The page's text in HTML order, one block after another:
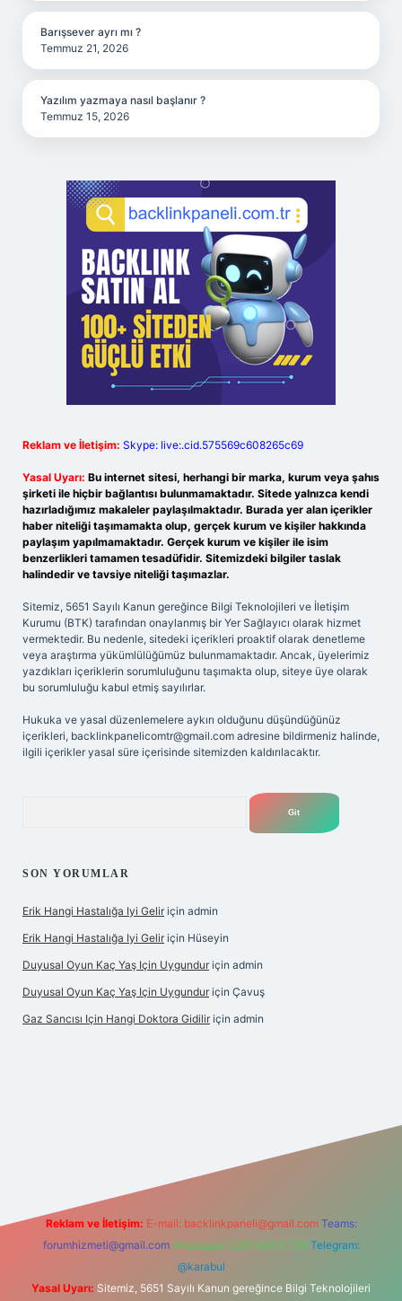
Barışsever ayrı mı ?
Temmuz 21, 2026
Yazılım yazmaya nasıl başlanır ?
Temmuz 15, 2026
Reklam ve İletişim: Skype: live:.cid.575569c608265c69
Yasal Uyarı: Bu internet sitesi, herhangi bir marka, kurum veya şahıs
şirketi ile hiçbir bağlantısı bulunmamaktadır. Sitede yalnızca kendi
hazırladığımız makaleler paylaşılmaktadır. Burada yer alan içerikler
haber niteliği taşımamakta olup, gerçek kurum ve kişiler hakkında
paylaşım yapılmamaktadır. Gerçek kurum ve kişiler ile isim
benzerlikleri tamamen tesadüfidir. Sitemizdeki bilgiler taslak
halindedir ve tavsiye niteliği taşımazlar.
Sitemiz, 5651 Sayılı Kanun gereğince Bilgi Teknolojileri ve İletişim
Kurumu (BTK) tarafından onaylanmış bir Yer Sağlayıcı olarak hizmet
vermektedir. Bu nedenle, sitedeki içerikleri proaktif olarak denetleme
veya araştırma yükümlülüğümüz bulunmamaktadır. Ancak, üyelerimiz
yazdıkları içeriklerin sorumluluğunu taşımakta olup, siteye üye olarak
bu sorumluluğu kabul etmiş sayılırlar.
Hukuka ve yasal düzenlemelere aykırı olduğunu düşündüğünüz
içerikleri, backlinkpanelicomtr@gmail.com adresine bildirmeniz halinde,
ilgili içerikler yasal süre içerisinde sitemizden kaldırılacaktır.
SON YORUMLAR
Erik Hangi Hastalığa Iyi Gelir için admin
Erik Hangi Hastalığa Iyi Gelir için Hüseyin
Duyusal Oyun Kaç Yaş Için Uygundur için admin
Duyusal Oyun Kaç Yaş Için Uygundur için Çavuş
Gaz Sancısı Için Hangi Doktora Gidilir için admin
Reklam ve İletişim: E-mail: backlinkpaneli@gmail.com Teams:
forumhizmeti@gmail.com Whatsapp: 0262 606 0 726 Telegram:
@karabul
Yasal Uyarı: Sitemiz, 5651 Sayılı Kanun gereğince Bilgi Teknolojileri